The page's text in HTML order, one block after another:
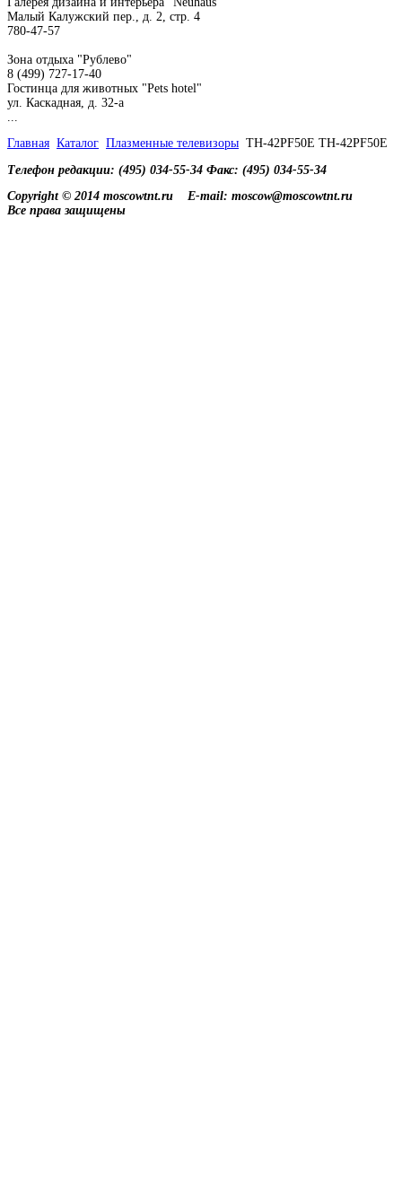
Малый Калужский пер., д. 2, стр. 4
780-47-57
Зона отдыха "Рублево"
8 (499) 727-17-40
Гостинца для животных "Рets hotel"
ул. Каскадная, д. 32-а
Главная Каталог Плазменные телевизоры TH-42PF50E TH-42PF50E
Телефон редакции: (495) 034-55-34 Факс: (495) 034-55-34
Copyright © 2014 moscowtnt.ru
E-mail: moscow@moscowtnt.ru
Все права защищены